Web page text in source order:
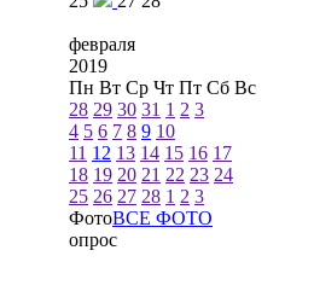
февраля
2019
Пн Вт Ср Чт Пт Сб Вс
28 29 30 31 1 2 3
4 5 6 7 8 9 10
11 12 13 14 15 16 17
18 19 20 21 22 23 24
25 26 27 28 1 2 3
ФотоВСЕ ФОТО
опрос